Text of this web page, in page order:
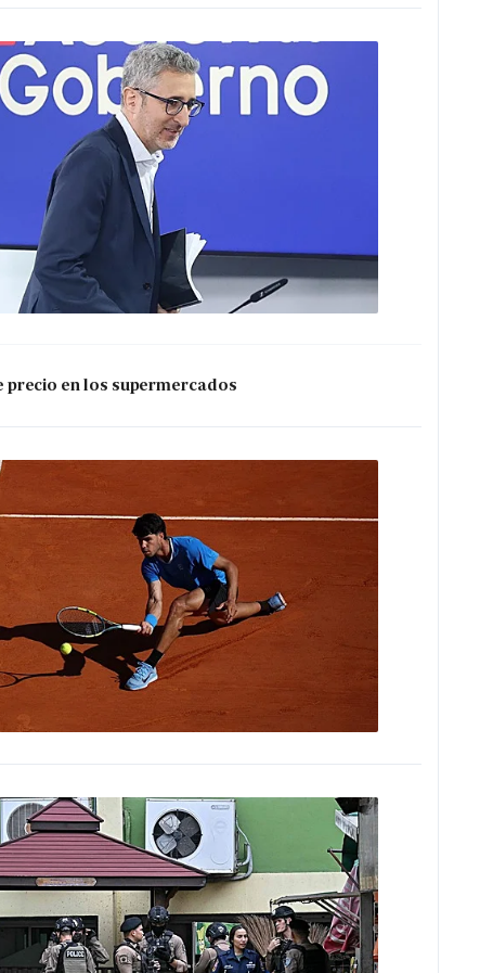
precio en los supermercados